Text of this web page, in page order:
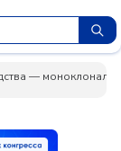
—